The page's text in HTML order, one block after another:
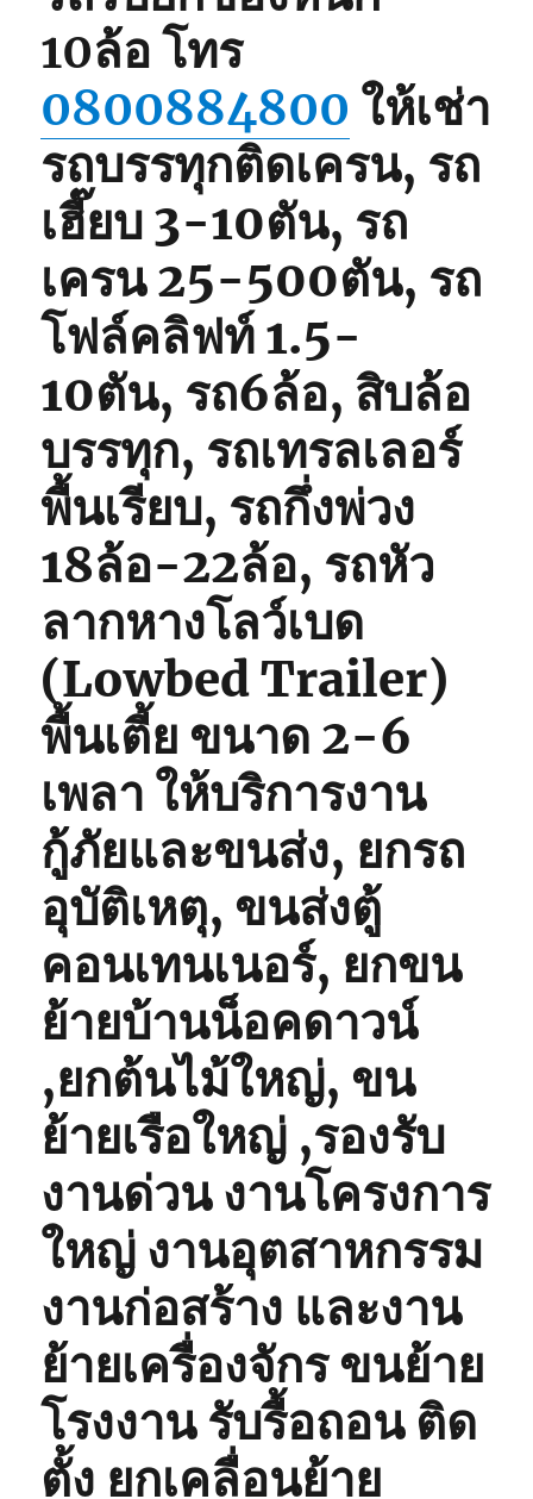
10ล้อ โทร
0800884800 ให้เช่า
รถบรรทุกติดเครน, รถ
เฮี๊ยบ 3-10ตัน, รถ
เครน 25-500ตัน, รถ
โฟล์คลิฟท์ 1.5-
10ตัน, รถ6ล้อ, สิบล้อ
บรรทุก, รถเทรลเลอร์
พื้นเรียบ, รถกึ่งพ่วง
18ล้อ-22ล้อ, รถหัว
ลากหางโลว์เบด
(Lowbed Trailer)
พื้นเตี้ย ขนาด 2-6
เพลา ให้บริการงาน
กู้ภัยและขนส่ง, ยกรถ
อุบัติเหตุ, ขนส่งตู้
คอนเทนเนอร์, ยกขน
ย้ายบ้านน็อคดาวน์
,ยกต้นไม้ใหญ่, ขน
ย้ายเรือใหญ่ ,รองรับ
งานด่วน งานโครงการ
ใหญ่ งานอุตสาหกรรม
งานก่อสร้าง และงาน
ย้ายเครื่องจักร ขนย้าย
โรงงาน รับรื้อถอน ติด
ตั้ง ยกเคลื่อนย้าย